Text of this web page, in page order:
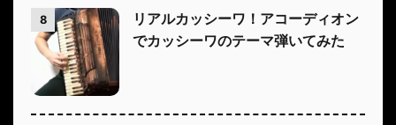
8
リアルカッシーワ！アコーディオン
でカッシーワのテーマ弾いてみた